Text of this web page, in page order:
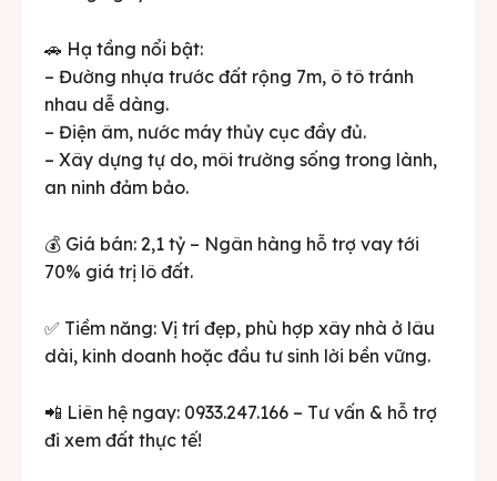
🚗 Hạ tầng nổi bật:
– Đường nhựa trước đất rộng 7m, ô tô tránh
nhau dễ dàng.
– Điện âm, nước máy thủy cục đầy đủ.
– Xây dựng tự do, môi trường sống trong lành,
an ninh đảm bảo.
💰 Giá bán: 2,1 tỷ – Ngân hàng hỗ trợ vay tới
70% giá trị lô đất.
✅ Tiềm năng: Vị trí đẹp, phù hợp xây nhà ở lâu
dài, kinh doanh hoặc đầu tư sinh lời bền vững.
📲 Liên hệ ngay: 0933.247.166 – Tư vấn & hỗ trợ
đi xem đất thực tế!